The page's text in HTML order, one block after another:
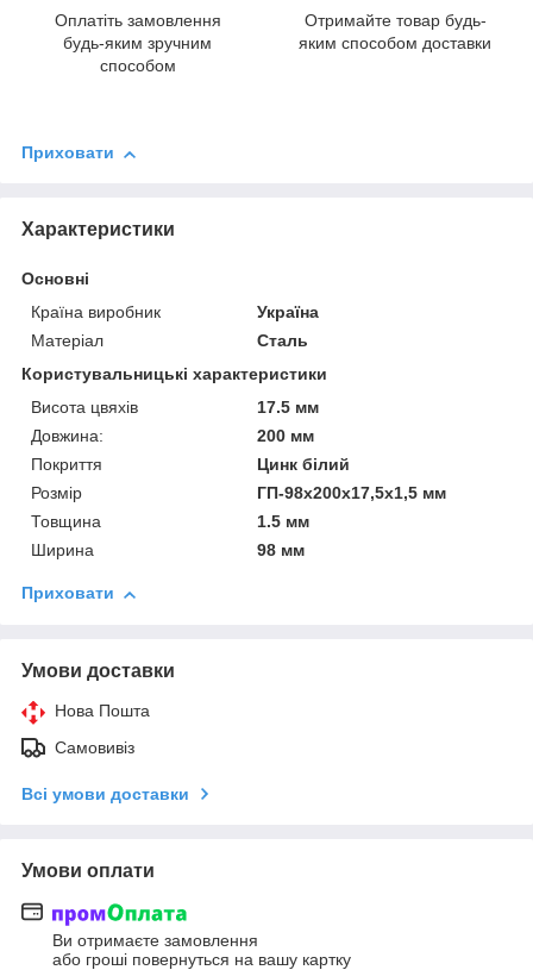
Оплатіть замовлення
будь-яким зручним
способом
Отримайте товар будь-
яким способом доставки
Приховати
Характеристики
Основні
Країна виробник
Україна
Матеріал
Сталь
Користувальницькі характеристики
Висота цвяхів
17.5 мм
Довжина:
200 мм
Покриття
Цинк білий
Розмір
ГП-98х200х17,5х1,5 мм
Товщина
1.5 мм
Ширина
98 мм
Приховати
Умови доставки
Нова Пошта
Самовивіз
Всі умови доставки
Умови оплати
Ви отримаєте замовлення
або гроші повернуться на вашу картку